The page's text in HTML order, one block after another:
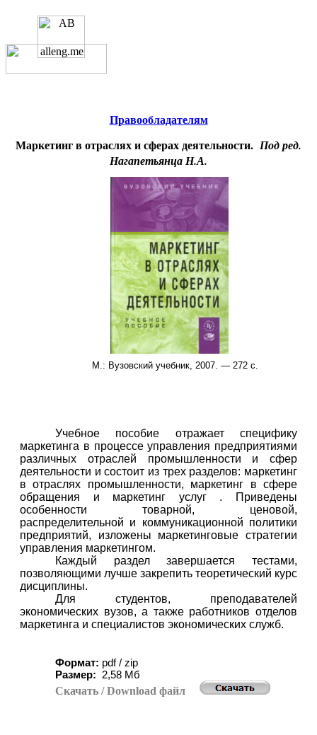
Правообладателям
Маркетинг в отраслях и сферах деятельности. Под ред.
Нагапетьянца Н.А.
М.: Вузовский учебник, 2007. — 272 с.
Учебное пособие отражает специфику
маркетинга в процессе управления предприятиями
различных отраслей промышленности и сфер
деятельности и состоит из трех разделов: маркетинг
в отраслях промышленности, маркетинг в сфере
обращения и маркетинг услуг . Приведены
особенности товарной, ценовой,
распределительной и коммуникационной политики
предприятий, изложены маркетинговые стратегии
управления маркетингом.
Каждый раздел завершается тестами,
позволяющими лучше закрепить теоретический курс
дисциплины.
Для студентов, преподавателей
экономических вузов, а также работников отделов
маркетинга и специалистов экономических служб.
Формат: pdf / zip
Размер:
2,58 Мб
Скачать / Download файл